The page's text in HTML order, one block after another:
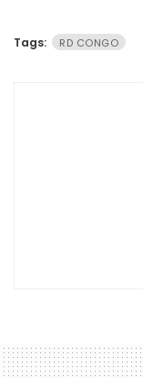
Tags: RD CONGO